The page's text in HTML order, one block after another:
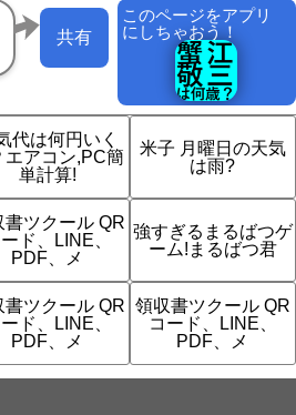
このページをアプリ
にしちゃおう！
共有
代は何円いく
エアコン,PC簡
単計算!
米子 月曜日の天気
は雨?
書ツクール QR
ド、LINE、
PDF、メ
強すぎるまるばつゲ
ーム!まるばつ君
書ツクール QR
ド、LINE、
PDF、メ
領収書ツクール QR
コード、LINE、
PDF、メ